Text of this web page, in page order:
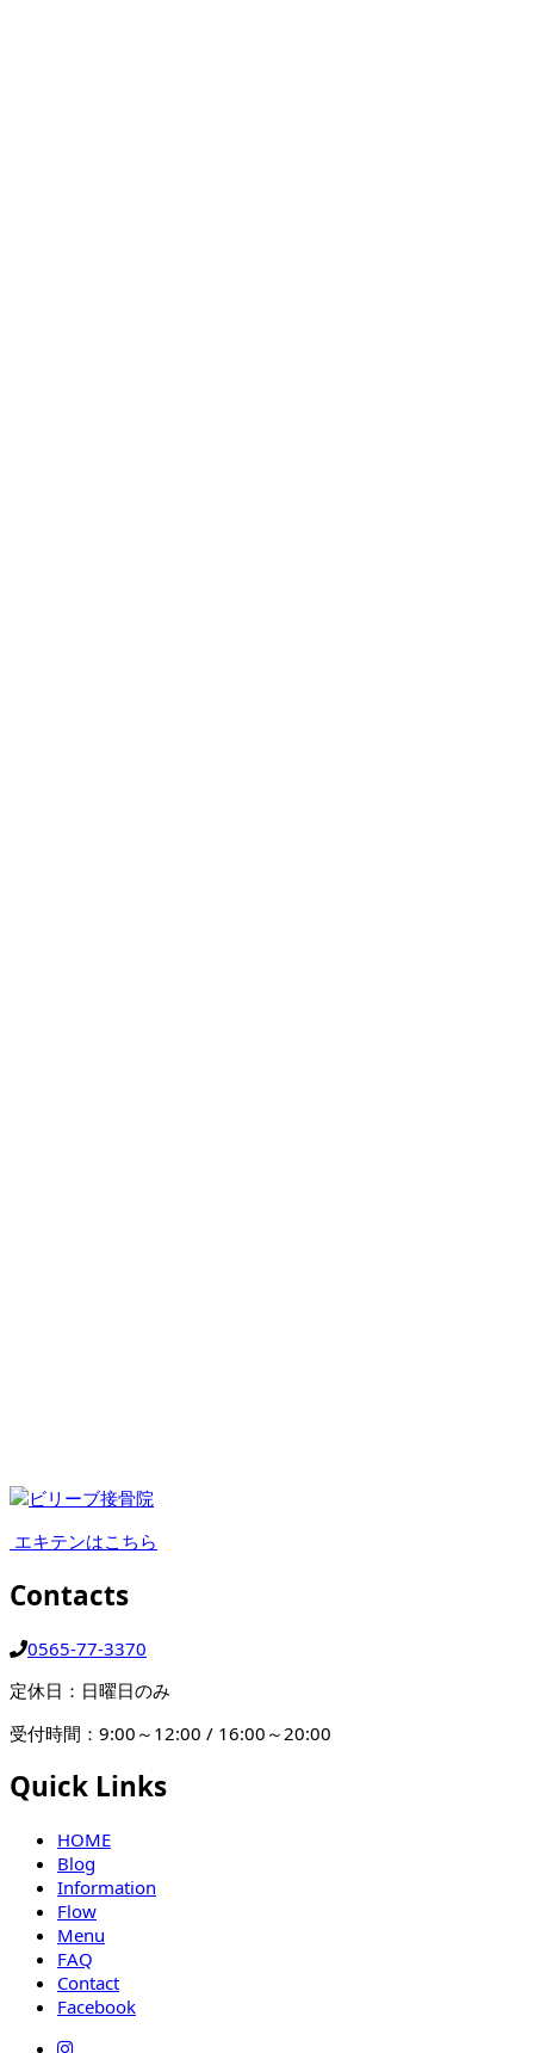
エキテンはこちら
Contacts
0565-77-3370
定休日：日曜日のみ
受付時間：9:00～12:00 / 16:00～20:00
Quick Links
HOME
Blog
Information
Flow
Menu
FAQ
Contact
Facebook